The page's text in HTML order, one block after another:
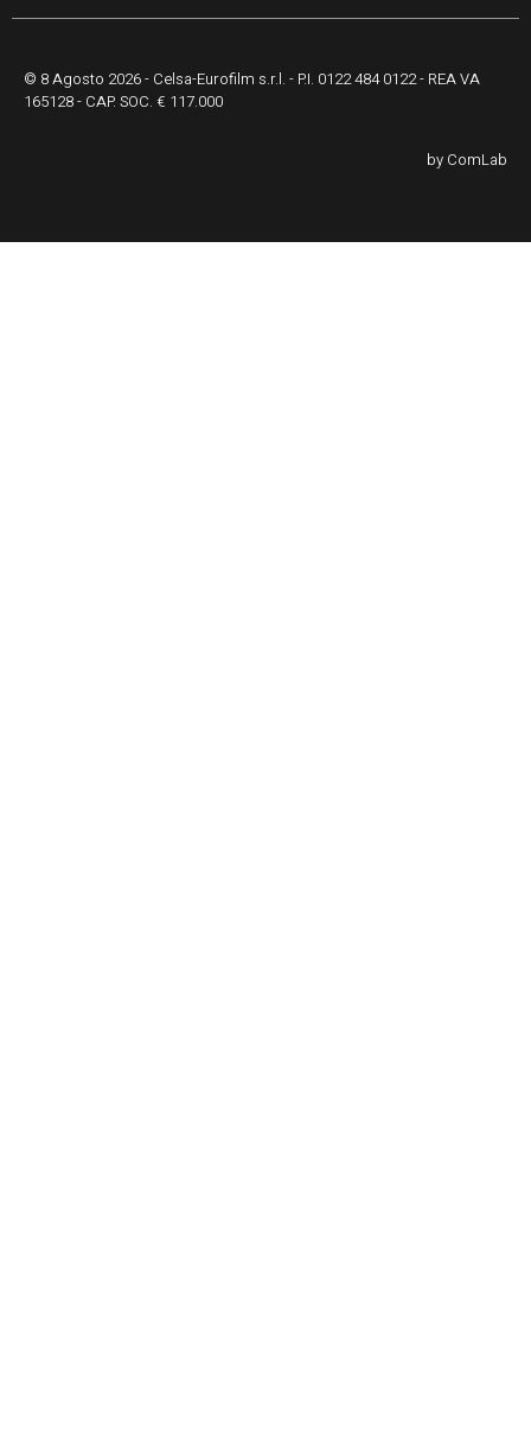
© 8 Agosto 2026 - Celsa-Eurofilm s.r.l. - P.I. 0122 484 0122 - REA VA
165128 - CAP. SOC. € 117.000
by ComLab